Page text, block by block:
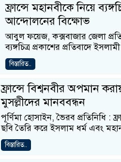
ফ্রান্সে মহানবীকে নিয়ে
আন্দোলনের বিক্ষোভ
আবুল ফয়েজ, কক্সবাজার জেলা
ব্যঙ্গচিত্র প্রকাশের প্রতিবাদে
বিস্তারিত..
ফ্রান্সে বিশ্বনবীর অপমান
মুসল্লীদের মানববন্ধন
পূর্ণিমা হোসাইন, ভৈরব প্রতিনিধি :
ছবি তৈরি করে ইসলাম ধর্ম এবং
বিস্তারিত..